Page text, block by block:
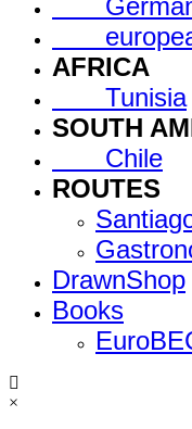
AFRICA
Tunisia
SOUTH
Chile
ROUTES
DrawnShop
Books
×